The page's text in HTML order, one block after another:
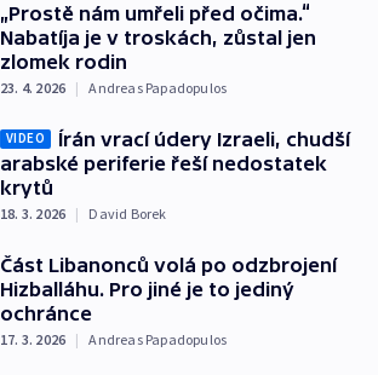
„Prostě nám umřeli před očima.“
Nabatíja je v troskách, zůstal jen
zlomek rodin
23. 4. 2026 | Andreas Papadopulos
VIDEO
Írán vrací údery Izraeli, chudší
arabské periferie řeší nedostatek
krytů
18. 3. 2026 | David Borek
Část Libanonců volá po odzbrojení
Hizballáhu. Pro jiné je to jediný
ochránce
17. 3. 2026 | Andreas Papadopulos